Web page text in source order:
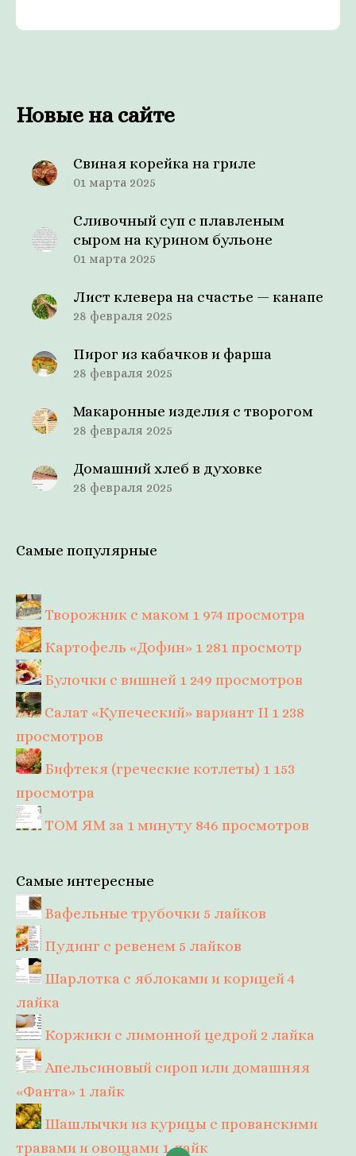
Новые на сайте
Свиная корейка на гриле
01 марта 2025
Сливочный суп с плавленым
сыром на курином бульоне
01 марта 2025
Лист клевера на счастье — канапе
28 февраля 2025
Пирог из кабачков и фарша
28 февраля 2025
Макаронные изделия с творогом
28 февраля 2025
Домашний хлеб в духовке
28 февраля 2025
Самые популярные
Творожник с маком 1 974 просмотра
Картофель «Дофин» 1 281 просмотр
Булочки с вишней 1 249 просмотров
Салат «Купеческий» вариант II 1 238
просмотров
Бифтекя (греческие котлеты) 1 153
просмотра
ТОМ ЯМ за 1 минуту 846 просмотров
Самые интересные
Вафельные трубочки 5 лайков
Пудинг с ревенем 5 лайков
Шарлотка с яблоками и корицей4
лайка
Коржики с лимонной цедрой 2 лайка
Апельсиновый сироп или домашняя
«Фанта» 1 лайк
Шашлычки из курицы с прованскими
травами и овощами 1 лайк